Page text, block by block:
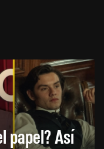
papel? Así